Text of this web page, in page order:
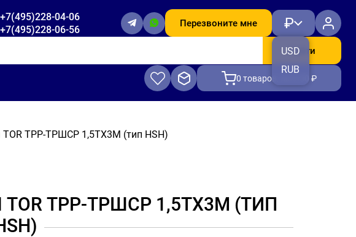
+7(495)228-04-06
+7(495)228-06-56
Перезвоните мне ₽
USD
RUB
Найти
0 товаров, на 0.00 ₽
ТРР-ТРШСР 1,5ТХ3М (тип HSH)
ТРР-ТРШСР 1,5ТХ3М (ТИП